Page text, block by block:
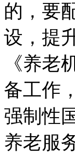
的，要
设，提
《养
备工作
强制性
养老服